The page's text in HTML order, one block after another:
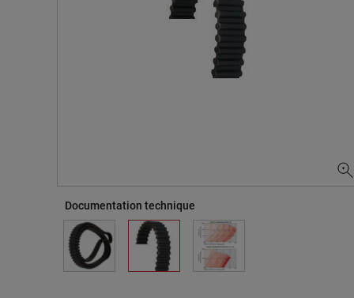
Documentation technique